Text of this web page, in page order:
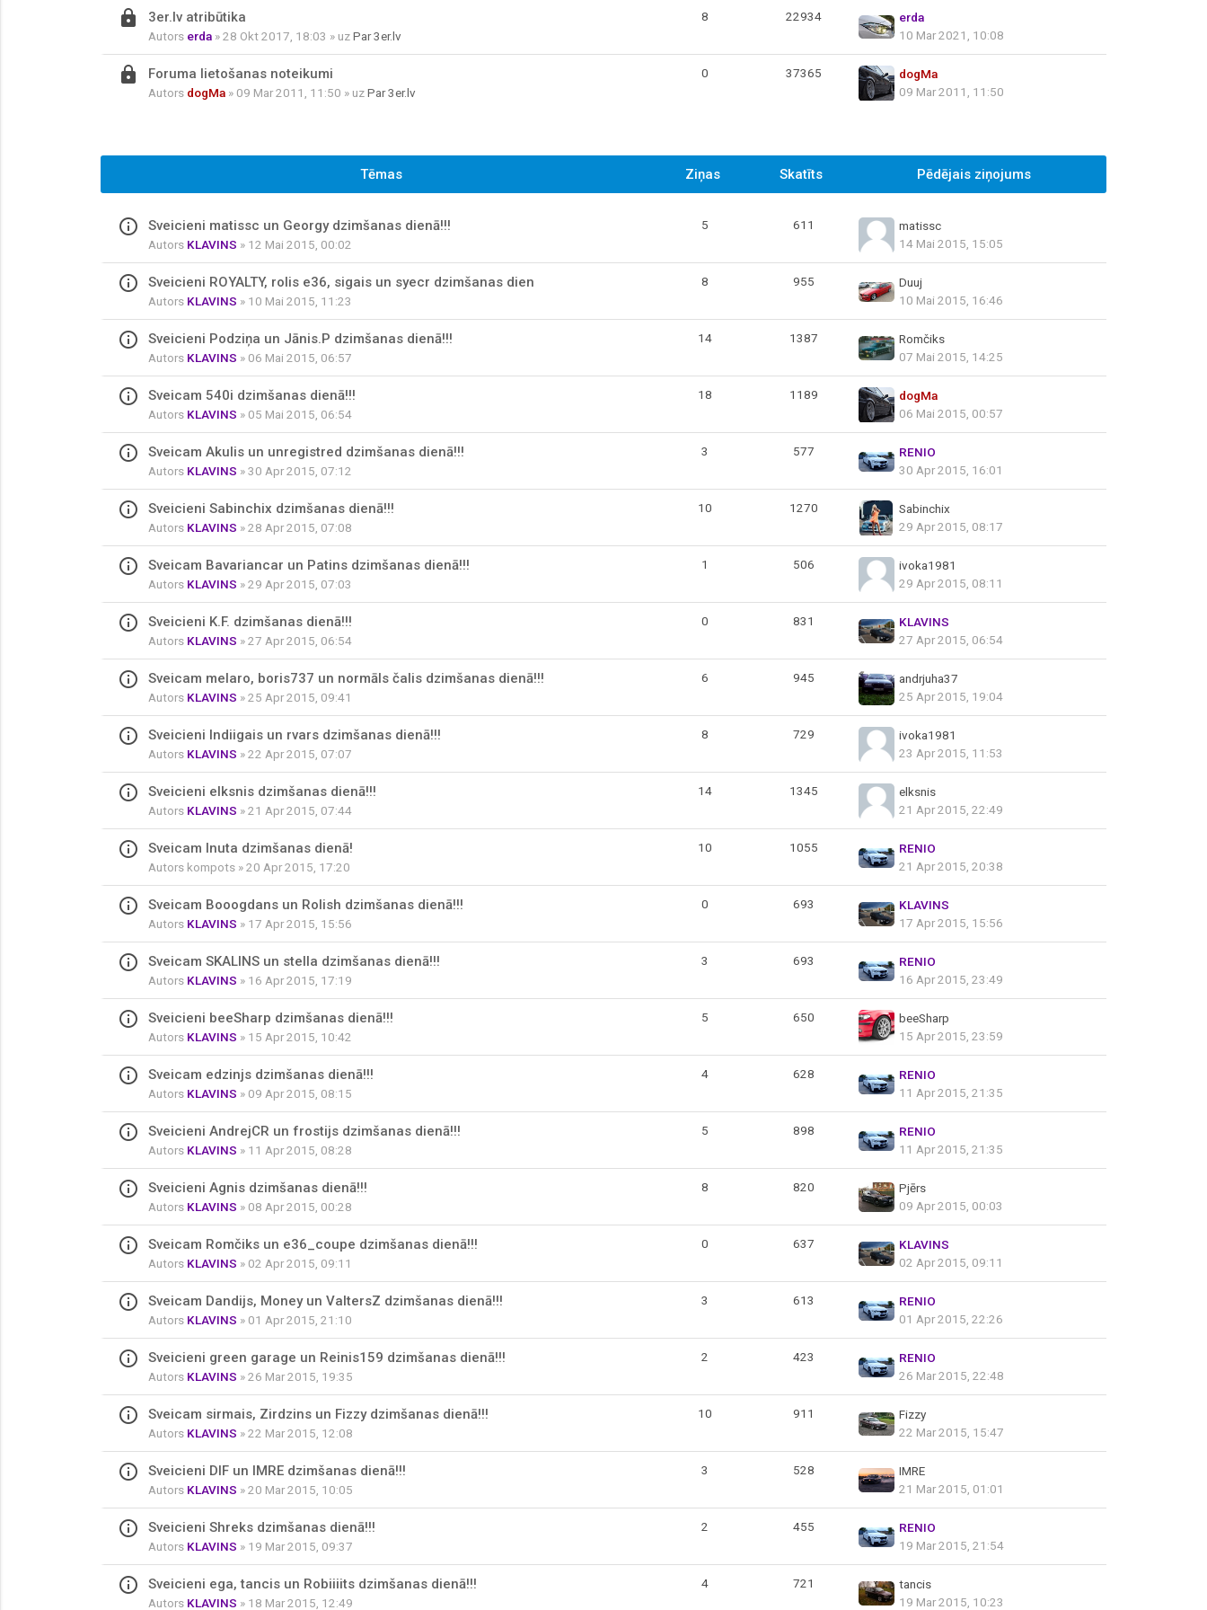
locked_outline
3er.lv atribūtika
Autors erda » 28 Okt 2017, 18:03 » uzPar 3er.lv
8 22934
erda
10 Mar 2021, 10:08
locked_outline
Foruma lietošanas noteikumi
Autors dogMa » 09 Mar 2011, 11:50 » uzPar 3er.lv
0 37365
dogMa
09 Mar 2011, 11:50
Tēmas Ziņas Skatīts Pēdējais ziņojums
info_outline Sveicieni matissc un Georgy dzimšanas dienā!!!
Autors KLAVINS » 12 Mai 2015, 00:02
5 611
matissc
14 Mai 2015, 15:05
info_outline Sveicieni ROYALTY, rolis e36, sigais un syecr dzimšanas dien
Autors KLAVINS » 10 Mai 2015, 11:23
8 955
Duuj
10 Mai 2015, 16:46
info_outline Sveicieni Podziņa un Jānis.P dzimšanas dienā!!!
Autors KLAVINS » 06 Mai 2015, 06:57
14 1387
Romčiks
07 Mai 2015, 14:25
info_outline Sveicam 540i dzimšanas dienā!!!
Autors KLAVINS » 05 Mai 2015, 06:54
18 1189
dogMa
06 Mai 2015, 00:57
info_outline Sveicam Akulis un unregistred dzimšanas dienā!!!
Autors KLAVINS » 30 Apr 2015, 07:12
3 577
RENIO
30 Apr 2015, 16:01
info_outline Sveicieni Sabinchix dzimšanas dienā!!!
Autors KLAVINS » 28 Apr 2015, 07:08
10 1270
Sabinchix
29 Apr 2015, 08:17
info_outline Sveicam Bavariancar un Patins dzimšanas dienā!!!
Autors KLAVINS » 29 Apr 2015, 07:03
1 506
ivoka1981
29 Apr 2015, 08:11
info_outline Sveicieni K.F. dzimšanas dienā!!!
Autors KLAVINS » 27 Apr 2015, 06:54
0 831
KLAVINS
27 Apr 2015, 06:54
info_outline Sveicam melaro, boris737 un normāls čalis dzimšanas dienā!!!
Autors KLAVINS » 25 Apr 2015, 09:41
6 945
andrjuha37
25 Apr 2015, 19:04
info_outline Sveicieni Indiigais un rvars dzimšanas dienā!!!
Autors KLAVINS » 22 Apr 2015, 07:07
8 729
ivoka1981
23 Apr 2015, 11:53
info_outline Sveicieni elksnis dzimšanas dienā!!!
Autors KLAVINS » 21 Apr 2015, 07:44
14 1345
elksnis
21 Apr 2015, 22:49
info_outline Sveicam Inuta dzimšanas dienā!
Autors kompots » 20 Apr 2015, 17:20
10 1055
RENIO
21 Apr 2015, 20:38
info_outline Sveicam Booogdans un Rolish dzimšanas dienā!!!
Autors KLAVINS » 17 Apr 2015, 15:56
0 693
KLAVINS
17 Apr 2015, 15:56
info_outline Sveicam SKALINS un stella dzimšanas dienā!!!
Autors KLAVINS » 16 Apr 2015, 17:19
3 693
RENIO
16 Apr 2015, 23:49
info_outline Sveicieni beeSharp dzimšanas dienā!!!
Autors KLAVINS » 15 Apr 2015, 10:42
5 650
beeSharp
15 Apr 2015, 23:59
info_outline Sveicam edzinjs dzimšanas dienā!!!
Autors KLAVINS » 09 Apr 2015, 08:15
4 628
RENIO
11 Apr 2015, 21:35
info_outline Sveicieni AndrejCR un frostijs dzimšanas dienā!!!
Autors KLAVINS » 11 Apr 2015, 08:28
5 898
RENIO
11 Apr 2015, 21:35
info_outline Sveicieni Agnis dzimšanas dienā!!!
Autors KLAVINS » 08 Apr 2015, 00:28
8 820
Pjērs
09 Apr 2015, 00:03
info_outline Sveicam Romčiks un e36_coupe dzimšanas dienā!!!
Autors KLAVINS » 02 Apr 2015, 09:11
0 637
KLAVINS
02 Apr 2015, 09:11
info_outline Sveicam Dandijs, Money un ValtersZ dzimšanas dienā!!!
Autors KLAVINS » 01 Apr 2015, 21:10
3 613
RENIO
01 Apr 2015, 22:26
info_outline Sveicieni green garage un Reinis159 dzimšanas dienā!!!
Autors KLAVINS » 26 Mar 2015, 19:35
2 423
RENIO
26 Mar 2015, 22:48
info_outline Sveicam sirmais, Zirdzins un Fizzy dzimšanas dienā!!!
Autors KLAVINS » 22 Mar 2015, 12:08
10 911
Fizzy
22 Mar 2015, 15:47
info_outline Sveicieni DIF un IMRE dzimšanas dienā!!!
Autors KLAVINS » 20 Mar 2015, 10:05
3 528
IMRE
21 Mar 2015, 01:01
info_outline Sveicieni Shreks dzimšanas dienā!!!
Autors KLAVINS » 19 Mar 2015, 09:37
2 455
RENIO
19 Mar 2015, 21:54
info_outline Sveicieni ega, tancis un Robiiiits dzimšanas dienā!!!
Autors KLAVINS » 18 Mar 2015, 12:49
4 721
tancis
19 Mar 2015, 10:23